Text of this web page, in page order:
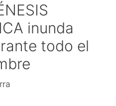
inunda
todo el